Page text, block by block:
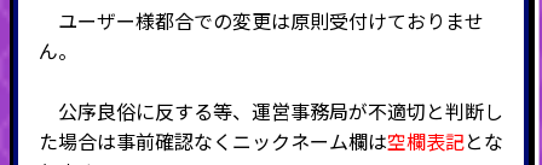
ユーザー様都合での変更は原則受付けておりませ
ん。
公序良俗に反する等、運営事務局が不適切と判断し
た場合は事前確認なくニックネーム欄は空欄表記とな